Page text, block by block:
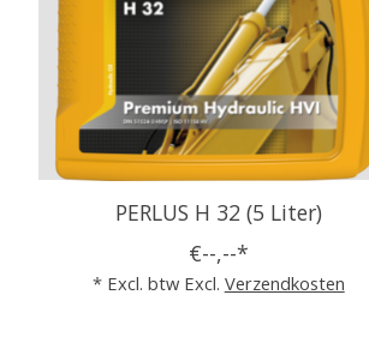
PERLUS H 32 (5 Liter)
€--,--*
* Excl. btw Excl. Verzendkosten